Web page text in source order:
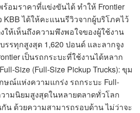
อมราคาที่แข่งขันได้ ทำให้ Frontier
KBB ได้ให้คะแนนรีวิวจากผู้บริโภคไว้
ให้เห็นถึงความพึงพอใจของผู้ใช้งาน
รรทุกสูงสุด 1,620 ปอนด์ และลากจูง
เป็นรถกระบะที่ใช้งานได้หลาก
Size (Full-Size Pickup Trucks): ขุม
ณ์แห่งความแกร่ง รถกระบะ Full-
ามนิยมสูงสุดในหลายตลาดทั่วโลก
น ด้วยความสามารถรอบด้าน ไม่ว่าจะ